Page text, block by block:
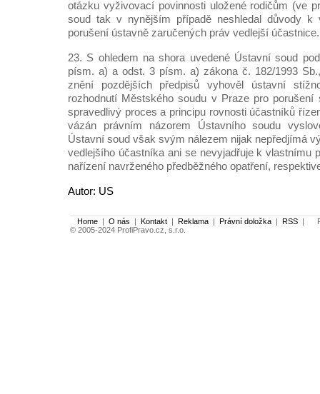
otázku vyživovací povinnosti uložené rodičům (ve
soud tak v nynějším případě neshledal důvody k
porušení ústavně zaručených práv vedlejší účastnice.
23. S ohledem na shora uvedené Ústavní soud
písm. a) a odst. 3 písm. a) zákona č. 182/1993
znění pozdějších předpisů vyhověl ústavní
rozhodnutí Městského soudu v Praze pro porušení
spravedlivý proces a principu rovnosti účastníků
vázán právním názorem Ústavního soudu
Ústavní soud však svým nálezem nijak nepředjímá
vedlejšího účastníka ani se nevyjadřuje k vlastnímu
nařízení navrženého předběžného opatření,
Autor: US
Home | O nás | Kontakt | Reklama | Právní doložka | RSS |
© 2005-2024 ProfiPravo.cz, s.r.o.